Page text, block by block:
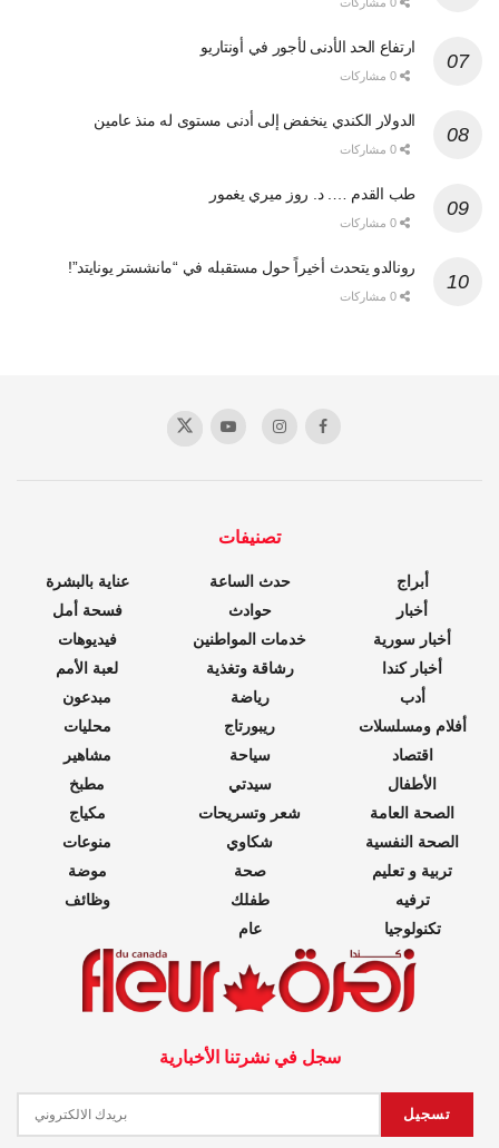
ارتفاع الحد الأدنى لأجور في أونتاريو
الدولار الكندي ينخفض إلى أدنى مستوى له منذ عامين
طب القدم …. د. روز ميري يغمور
رونالدو يتحدث أخيراً حول مستقبله في “مانشستر يونايتد”!
تصنيفات
أبراج
أخبار
أخبار سورية
أخبار كندا
أدب
أفلام ومسلسلات
اقتصاد
الأطفال
الصحة العامة
الصحة النفسية
تربية و تعليم
ترفيه
تكنولوجيا
حدث الساعة
حوادث
خدمات المواطنين
رشاقة وتغذية
رياضة
ريبورتاج
سياحة
سيدتي
شعر وتسريحات
شكاوي
صحة
طفلك
عام
عناية بالبشرة
فسحة أمل
فيديوهات
لعبة الأمم
مبدعون
محليات
مشاهير
مطبخ
مكياج
منوعات
موضة
وظائف
سجل في نشرتنا الأخبارية